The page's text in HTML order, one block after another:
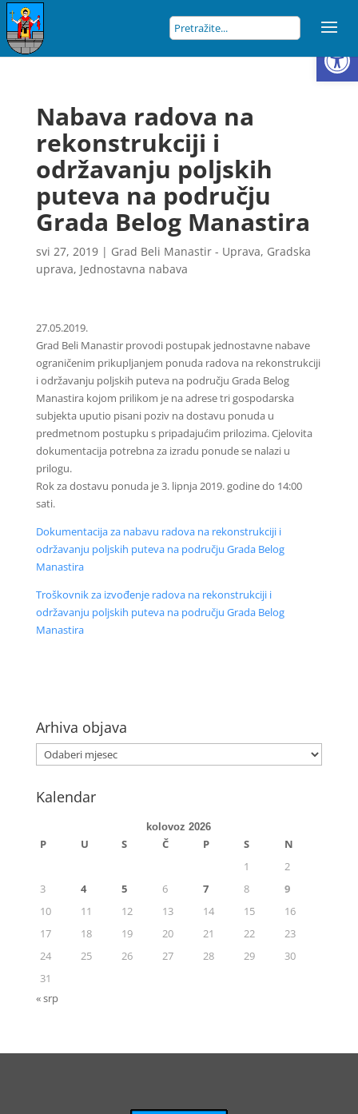
Nabava radova na
rekonstrukciji i
održavanju poljskih
puteva na području
Grada Belog Manastira
svi 27, 2019| Grad Beli Manastir - Uprava, Gradska
uprava, Jednostavna nabava
27.05.2019.
Grad Beli Manastir provodi postupak jednostavne nabave
ograničenim prikupljanjem ponuda radova na rekonstrukciji
i održavanju poljskih puteva na području Grada Belog
Manastira kojom prilikom je na adrese tri gospodarska
subjekta uputio pisani poziv na dostavu ponuda u
predmetnom postupku s pripadajućim prilozima. Cjelovita
dokumentacija potrebna za izradu ponude se nalazi u
prilogu.
Rok za dostavu ponuda je 3. lipnja 2019. godine do 14:00
sati.
Dokumentacija za nabavu radova na rekonstrukciji i
održavanju poljskih puteva na području Grada Belog
Manastira
Troškovnik za izvođenje radova na rekonstrukciji i
održavanju poljskih puteva na području Grada Belog
Manastira
Arhiva objava
Kalendar
kolovoz 2026
P U S Č P S
N
1
2
3
4 5 6 7 8
9
10
11 12 13 14 15
16
17
18 19 20 21 22
23
24
25 26 27 28 29
30
31
« srp